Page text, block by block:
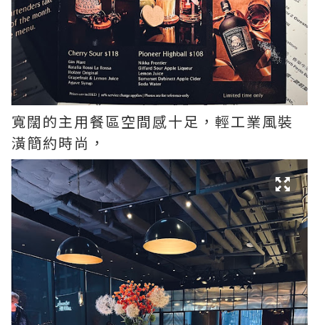
寬闊的主用餐區空間感十足，輕工業風裝
潢簡約時尚，